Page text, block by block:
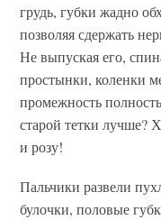
грудь, губки жадно
позволяя сдержать
Не выпуская его,
простынки, коленки
промежность
старой тетки лучше?
и розу!
Пальчики развели
булочки, половые